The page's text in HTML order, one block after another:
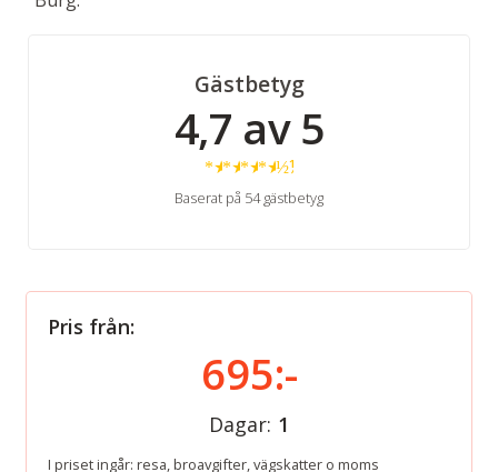
Gästbetyg
4,7 av 5
★★★★ ½
Baserat på 54 gästbetyg
Pris från:
695:-
Dagar: 1
I priset ingår: resa, broavgifter, vägskatter o moms